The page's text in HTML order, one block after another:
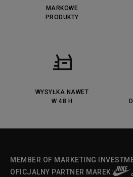
MARKOWE
PRODUKTY
WYSYŁKA NAWET
W 48 H
MEMBER OF MARKETING
OFICJALNY PARTNER MAREK: